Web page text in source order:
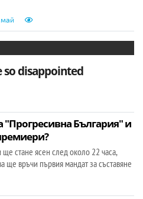
so disappointed
"Прогресивна България" и
стане ясен след около 22 часа,
ще връчи първия мандат за съставяне